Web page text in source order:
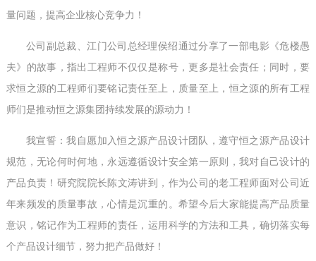
量问题，提高企业核心竞争力！
公司副总裁、江门公司总经理侯绍通过分享了一部电影《危楼愚
夫》的故事，指出工程师不仅仅是称号，更多是社会责任；同时，要
求恒之源的工程师们要铭记责任至上，质量至上，恒之源的所有工程
师们是推动恒之源集团持续发展的源动力！
我宣誓：我自愿加入恒之源产品设计团队，遵守恒之源产品设计
规范，无论何时何地，永远遵循设计安全第一原则，我对自己设计的
产品负责！研究院院长陈文涛讲到，作为公司的老工程师面对公司近
年来频发的质量事故，心情是沉重的。希望今后大家能提高产品质量
意识，铭记作为工程师的责任，运用科学的方法和工具，确切落实每
个产品设计细节，努力把产品做好！